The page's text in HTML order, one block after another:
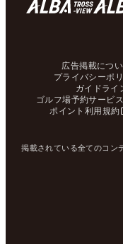
広告掲載につ
プライバシーポ
ガイドライ
ゴルフ場予約サービ
ポイント利用規約
掲載されている全てのコン